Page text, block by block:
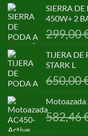
SIERRA
450W+ 2
299,00
TIJERA DE
STARK L
650,00
582,46